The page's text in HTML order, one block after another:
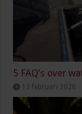
5 FAQ’s over
13 februari 2026